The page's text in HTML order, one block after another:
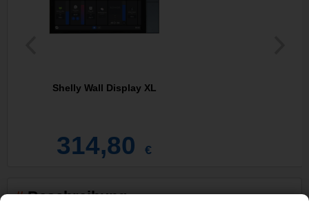
Shelly Wall Display XL
314,80 €
Beschreibung